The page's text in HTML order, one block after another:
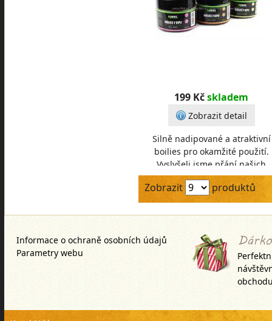
199 Kčskladem
Zobrazit detail
Silně nadipované a atraktivní
boilies pro okamžité použití.
Vyslyšeli jsme přání našich
zákazníků a nově do nabídky
zařazujeme dipované boil
Zobrazit produktů
Informace o ochraně osobních údajů
Parametry webu